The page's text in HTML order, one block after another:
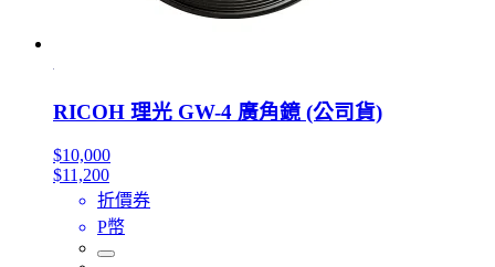
RICOH 理光 GW-4 廣角鏡 (公司貨)
$10,000
$11,200
折價券
P幣